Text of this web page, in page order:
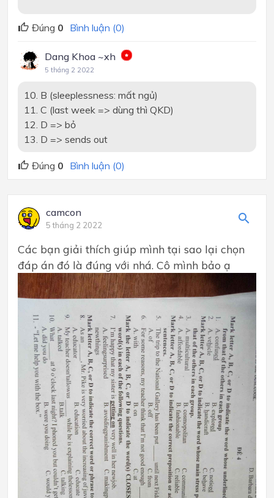
Đúng 0 Bình luận (0)
Dang Khoa ~xh
5 tháng 2 2022
10. B (sleeplessness: mất ngủ)
11. C (last week => dùng thì QKD)
12. D => bỏ
13. D => sends out
Đúng 0 Bình luận (0)
camcon
5 tháng 2 2022
Các bạn giải thích giúp mình tại sao lại chọn
đáp án đó là đúng với nhá. Cô mình bảo ạ